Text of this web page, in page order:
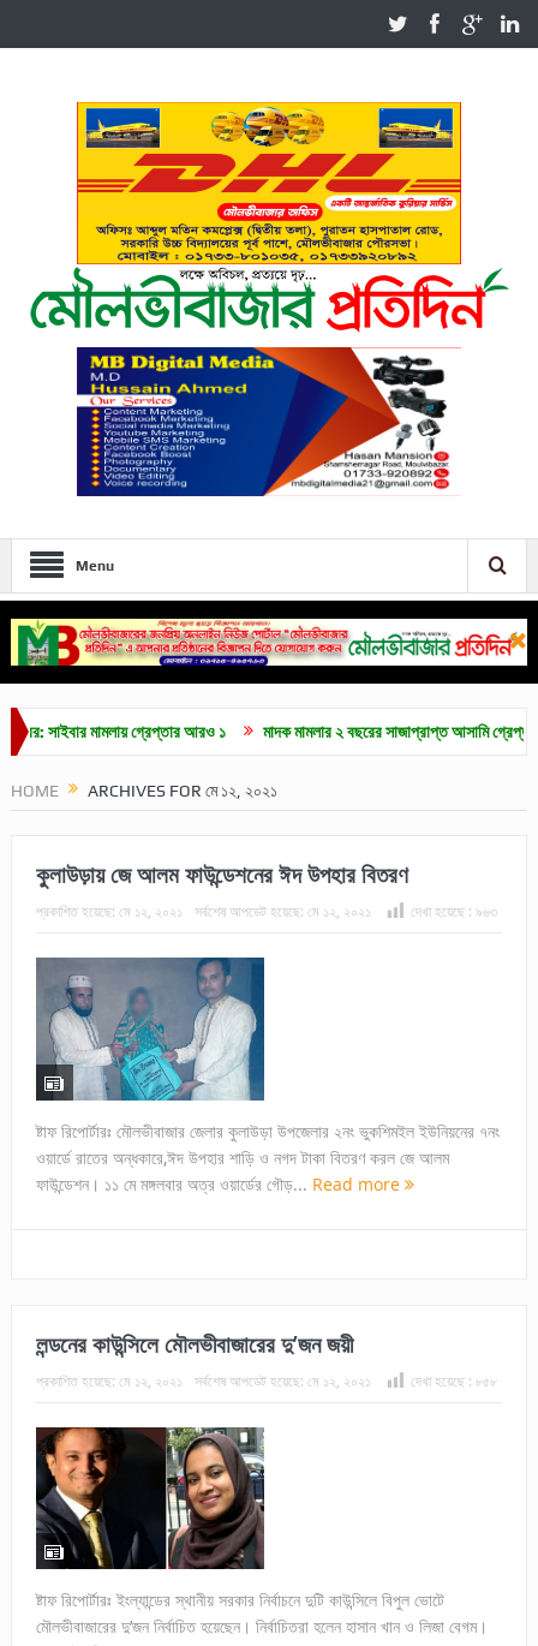
Menu
মামলায় গ্রেপ্তার আরও ১ মাদক মামলার ২ বছরের সাজাপ্রাপ্ত আসামি গ্রেপ্তার
HOME ARCHIVES FOR মে ১২, ২০২১
কুলাউড়ায় জে আলম ফাউন্ডেশনের ঈদ উপহার বিতরণ
প্রকাশিত হয়েছে: মে ১২, ২০২১ সর্বশেষ আপডেট হয়েছে: মে ১২, ২০২১ দেখা হয়েছে : ৯৬৩
ষ্টাফ রিপোর্টারঃ মৌলভীবাজার জেলার কুলাউড়া উপজেলার ২নং ভুকশিমইল ইউনিয়নের ৭নং
ওয়ার্ডে রাতের অন্ধকারে,ঈদ উপহার শাড়ি ও নগদ টাকা বিতরণ করল জে আলম
ফাউন্ডেশন। ১১ মে মঙ্গলবার অত্র ওয়ার্ডের গৌড়... Read more
লন্ডনের কাউন্সিলে মৌলভীবাজারের দু’জন জয়ী
প্রকাশিত হয়েছে: মে ১২, ২০২১ সর্বশেষ আপডেট হয়েছে: মে ১২, ২০২১ দেখা হয়েছে : ৮৫৮
ষ্টাফ রিপোর্টারঃ ইংল্যান্ডের স্থানীয় সরকার নির্বাচনে দুটি কাউন্সিলে বিপুল ভোটে
মৌলভীবাজারের দু’জন নির্বাচিত হয়েছেন। নির্বাচিতরা হলেন হাসান খান ও লিজা বেগম।